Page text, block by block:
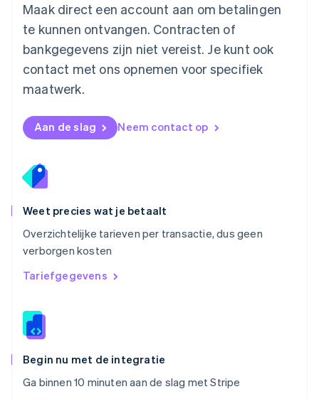
Maak direct een account aan om betalingen
te kunnen ontvangen. Contracten of
bankgegevens zijn niet vereist. Je kunt ook
contact met ons opnemen voor specifiek
maatwerk.
Aan de slag Neem contact op
Weet precies wat je betaalt
Overzichtelijke tarieven per transactie, dus geen
verborgen kosten
Tariefgegevens
Begin nu met de integratie
Ga binnen 10 minuten aan de slag met Stripe
Nederlands English
Nieuw-Zeeland
English
Noorwegen
English
DeutschEnglish
English
Portugal
Roemenië
English
English简体中文
EnglishItaliano
Slowakije
English
Spanje
Thailand
Tsjechië
English
简体中文English